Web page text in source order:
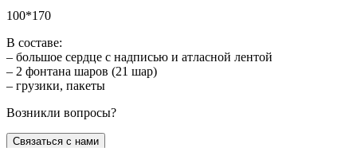
100*170
В составе:
– большое сердце с надписью и атласной лентой
– 2 фонтана шаров (21 шар)
– грузики, пакеты
Возникли вопросы?
Связаться с нами